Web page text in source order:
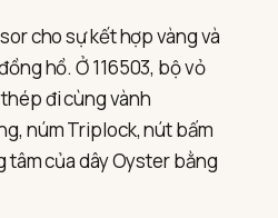
cho sự kết hợp vàng và
hồ. Ở 116503, bộ vỏ
đi cùng vành
núm Triplock, nút bấm
tâm của dây Oyster bằng